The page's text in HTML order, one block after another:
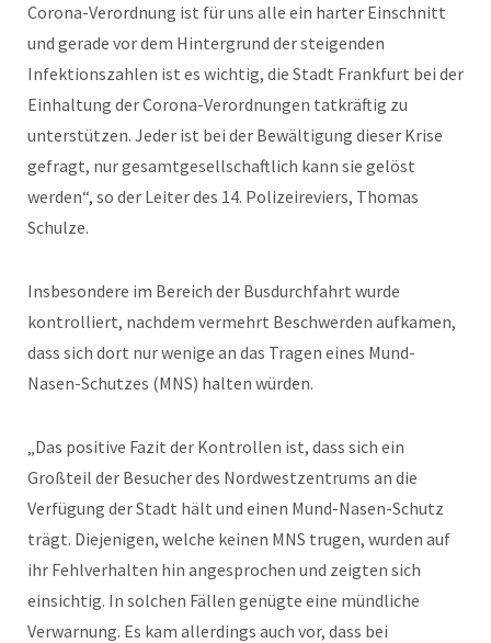
Corona-Verordnung ist für uns alle ein harter Einschnitt
und gerade vor dem Hintergrund der steigenden
Infektionszahlen ist es wichtig, die Stadt Frankfurt bei der
Einhaltung der Corona-Verordnungen tatkräftig zu
unterstützen. Jeder ist bei der Bewältigung dieser Krise
gefragt, nur gesamtgesellschaftlich kann sie gelöst
werden“, so der Leiter des 14. Polizeireviers, Thomas
Schulze.
Insbesondere im Bereich der Busdurchfahrt wurde
kontrolliert, nachdem vermehrt Beschwerden aufkamen,
dass sich dort nur wenige an das Tragen eines Mund-
Nasen-Schutzes (MNS) halten würden.
„Das positive Fazit der Kontrollen ist, dass sich ein
Großteil der Besucher des Nordwestzentrums an die
Verfügung der Stadt hält und einen Mund-Nasen-Schutz
trägt. Diejenigen, welche keinen MNS trugen, wurden auf
ihr Fehlverhalten hin angesprochen und zeigten sich
einsichtig. In solchen Fällen genügte eine mündliche
Verwarnung. Es kam allerdings auch vor, dass bei